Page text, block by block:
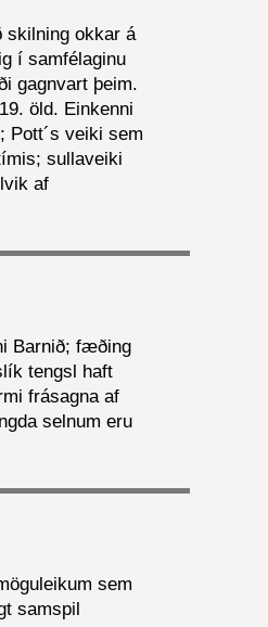
skilning okkar á
í samfélaginu
gagnvart þeim.
öld. Einkenni
Pott´s veiki sem
sullaveiki
af
Barnið; fæðing
tengsl haft
frásagna af
selnum eru
sem
samspil